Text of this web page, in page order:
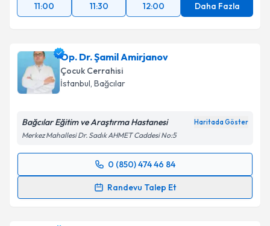
11:00
11:30 12:00 Daha Fazla
Op. Dr. Şamil Amirjanov
Çocuk Cerrahisi
İstanbul, Bağcılar
Bağcılar Eğitim ve Araştırma Hastanesi Haritada Göster
Merkez Mahallesi Dr. Sadık AHMET Caddesi No:5
0 (850) 474 46 84
Randevu Talep Et
Randevu Takvimi Talebi